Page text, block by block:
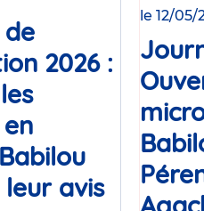
de
2026 :
avisArticle
le 12/05/